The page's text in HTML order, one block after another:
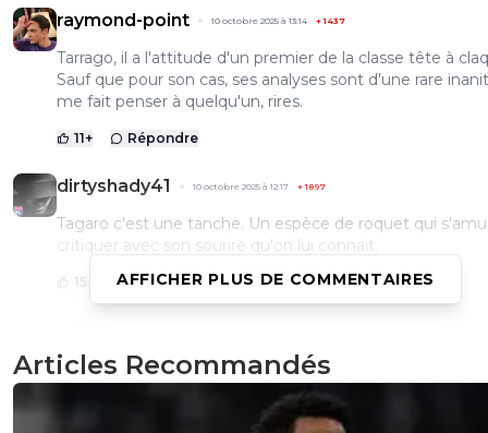
raymond-point 10 octobre 2025 à 13:14 +1437
Tarrago, il a l'attitude d'un premier de la classe tête à
Sauf que pour son cas, ses analyses sont d'une rare
me fait penser à quelqu'un, rires.
11+ Répondre
dirtyshady41 10 octobre 2025 à 12:17 +1897
Tagaro c'est une tanche. Un espèce de roquet qui
critiquer avec son sourire qu'on lui connait.
15+ Répondre
3 t ki pr dire pareils inepties regarde 3 dans 1
AFFICHER PLUS DE COMMENTAIRES
Articles Recommandés